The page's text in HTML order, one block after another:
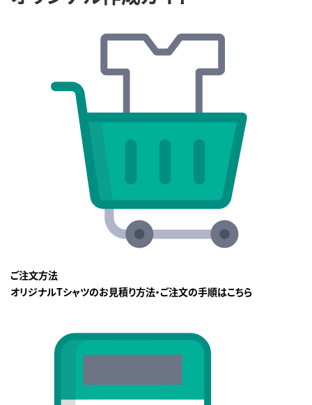
ご注文方法
オリジナルTシャツのお見積り方法・ご注文の手順はこちら